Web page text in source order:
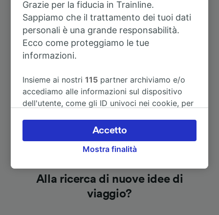
A Berlino 10h 29m
A Friburgo (Brisgovia) Centrale
Vedi altri itinerari
Alla ricerca di nuove idee di
viaggio?
Grazie per la fiducia in Trainline.
Sappiamo che il trattamento dei tuoi dati
personali è una grande responsabilità.
Ecco come proteggiamo le tue
informazioni.
Insieme ai nostri115 partner archiviamo e/o
accediamo alle informazioni sul dispositivo
dell'utente, come gli ID univoci nei cookie, per
accettare o gestire le proprie scelte facendo
clic di seguito, tra cui il proprio diritto di
opporsi sulla base di un interesse legittimo o
dell'informativa sulla privacy. Queste scelte
verranno segnalate ai nostri partner e non
influenzeranno i dati sulla navigazione. I tuoi
Mostra finalità
Accetto